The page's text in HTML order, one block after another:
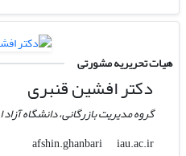
هیات تحریریه مشورتی
دکتر افشین قنبری
گروه مدیریت بازرگانی، دانشگاه
afshin.ghanbari
iau.ac.ir